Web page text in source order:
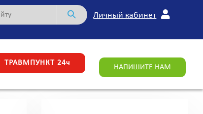
Личный кабинет
ТРАВМПУНКТ 24ч
НАПИШИТЕ НАМ